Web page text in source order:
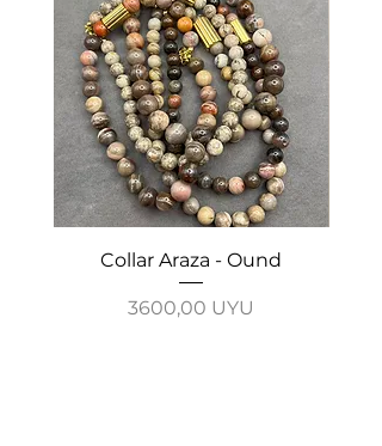
Collar Araza - Ound
Precio
3600,00 UYU